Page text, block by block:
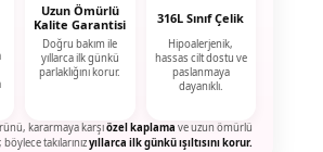
Uzun Ömürlü
Kalite Garantisi
Doğru bakım ile
yıllarca ilk günkü
parlaklığını korur.
316L Sınıf Çelik
Hipoalerjenik,
hassas cilt dostu ve
paslanmaya
dayanıklı.
kararmaya karşıözel kaplama ve uzun ömürlü
takılarınızyıllarca ilk günkü ışıltısını korur.